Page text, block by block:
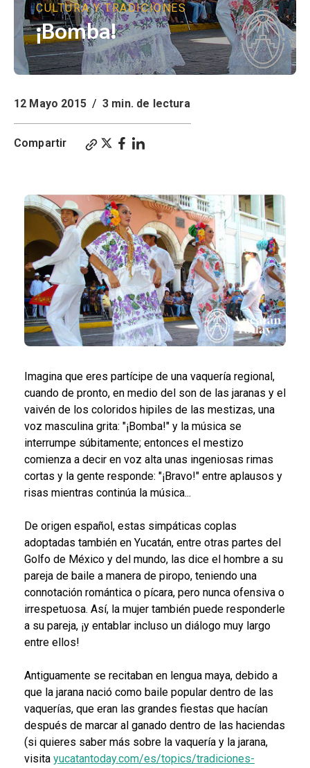
CULTURA Y TRADICIONES
¡Bomba!
12 Mayo 2015 / 3 min. de lectura
Compartir
Imagina que eres partícipe de una vaquería regional,
cuando de pronto, en medio del son de las jaranas y el
vaivén de los coloridos hipiles de las mestizas, una
voz masculina grita: "¡Bomba!" y la música se
interrumpe súbitamente; entonces el mestizo
comienza a decir en voz alta unas ingeniosas rimas
cortas y la gente responde: "¡Bravo!" entre aplausos y
risas mientras continúa la música...
De origen español, estas simpáticas coplas
adoptadas también en Yucatán, entre otras partes del
Golfo de México y del mundo, las dice el hombre a su
pareja de baile a manera de piropo, teniendo una
connotación romántica o pícara, pero nunca ofensiva o
irrespetuosa. Así, la mujer también puede responderle
a su pareja, ¡y entablar incluso un diálogo muy largo
entre ellos!
Antiguamente se recitaban en lengua maya, debido a
que la jarana nació como baile popular dentro de las
vaquerías, que eran las grandes fiestas que hacían
después de marcar al ganado dentro de las haciendas
(si quieres saber más sobre la vaquería y la jarana,
visita yucatantoday.com/es/topics/tradiciones-